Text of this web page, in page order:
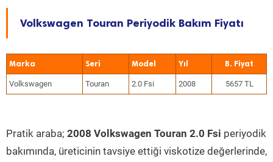
Volkswagen Touran Periyodik Bakım Fiyatı
Marka Seri Model Yıl
Volkswagen Touran 2.0 Fsi 2008 5657 TL
Pratik araba; 2008 Volkswagen Touran 2.0 Fsi periyodik
bakımında, üreticinin tavsiye ettiği viskotize değerlerinde,